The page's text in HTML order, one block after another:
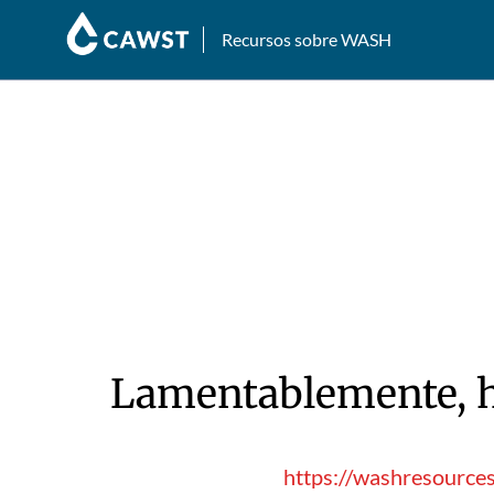
Recursos sobre WASH
Lamentablemente,
https://